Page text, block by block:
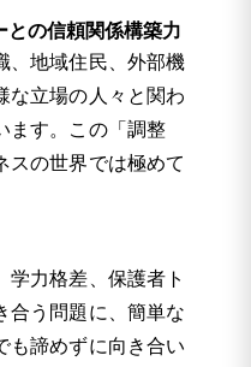
との信頼関係構築力
、地域住民、外部機
立場の人々と関わ
ます。この「調整
スの世界では極めて
学力格差、保護者ト
う問題に、簡単な
も諦めずに向き合い